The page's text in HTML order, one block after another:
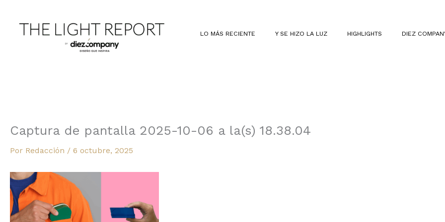
contenido
LO MÁS RECIENTE Y SE HIZO LA LUZ HIGHLIGHTS DIEZ
Captura de pantalla 2025-10-06 a la(s) 18.38.04
Por Redacción / 6 octubre, 2025